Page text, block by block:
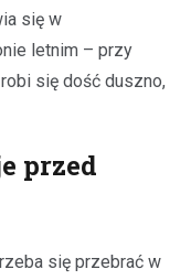
się w
letnim – przy
się dość duszno,
przed
się przebrać w